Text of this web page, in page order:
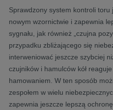
Sprawdzony system kontroli
nowym wzornictwie i zapewnia
sygnału, jak również „czujna
przypadku zbliżającego się
interweniować jeszcze szybciej
czujników i hamulców kół
hamowaniem. W ten sposób
zespołem w wielu
zapewnia jeszcze lepszą